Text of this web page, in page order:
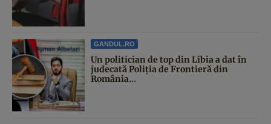
GANDUL.RO
Un politician de top din Libia a dat în
judecată Poliția de Frontieră din
România...